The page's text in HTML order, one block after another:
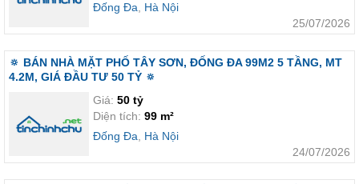
Đống Đa
Hà Nội
25/07/2026
🔅 BÁN NHÀ MẶT PHỐ TÂY SƠN, ĐỐNG ĐA 99M2 5 TẦNG, MT
4.2M, GIÁ ĐẦU TƯ 50 TỶ 🔅
Giá: 50 tỷ
Diện tích: 99 m²
Đống Đa
Hà Nội
24/07/2026